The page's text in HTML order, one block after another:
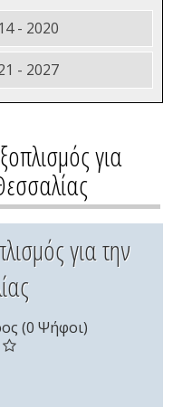
- 2020
- 2027
για
για την
(0 Ψήφοι)